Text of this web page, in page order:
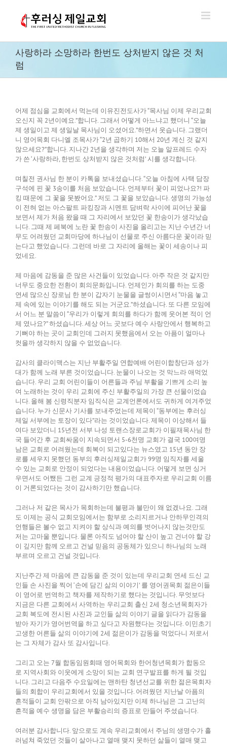
사랑하라 소망하라 한번도 상처받지 않은 것 처
럼
어제 점심을 교회에서 먹는데 이유진전도사가 “목사님 이제 우리교회
오신지 꼭 2년이예요.”합니다. 그래서 어떻게 아느냐고 했더니 “오늘
제 생일이고 제 생일날 목사님이 오셨어요.”하면서 웃습니다. 그랬더
니 영어목회 다니엘 조목사가 “2년 곱하기 10해서 20년 계신 것 같지
않으세요?”합니다. 지나간 2년을 생각하며 저는 오늘 알프레드 수자
가 쓴 ‘사랑하라, 한번도 상처받지 않은 것처럼’ 시를 생각합니다.
며칠전 권사님 한 분이 카톡을 보내셨습니다. “오늘 아침에 사택 담장
구석에 핀 꽃 3송이를 처음 보았습니다. 언제부터 꽃이 피었나요?! 파
킹 때문에 그 꽃을 못봤어요.” 저도 그 꽃을 보았습니다. 생명의 가능성
이 전혀 없는 아스팔트 파킹장과 시멘트 담벼락 사이에 피어난 꽃을
보면서 제가 처음 왔을 때 그 자리에서 보았던 꽃 한송이가 생각났습
니다. 그때 제 페북에 노란 꽃 한송이 사진을 올리고는 지난 수년간 너
무도 어려웠던 교회마당에 하나님이 선물로 주신 아름다운 꽃이라 믿
는다고 했었습니다. 그런데 바로 그 자리에 올해는 꽃이 세송이나 피
었네요.
제 마음에 감동을 준 많은 사건들이 있었습니다. 아주 작은 것 같지만
너무도 중요한 전환이 회의문화입니다. 언제인가 회의를 하는 도중
연세 많으신 장로님 한 분이 갑자기 눈물을 글썽이시면서 “마음 놓고
제 속에 있는 이야기를 해도 되는 거군요.”하셨습니다. 또 다른 모임에
서 어느 분 말씀이 “우리가 이렇게 회의를 하다가 함께 웃어본 적이 언
제 였나요?” 하셨습니다. 세상 어느 곳보다 예수 사랑안에서 행복하고
기뻐야 하는 곳이 교회인데 그러지 못했음에서 오는 아픔이 얼마나
컷을까 생각하지 않을 수 없었습니다.
감사의 클라이맥스는 지난 부활주일 연합예배 어린이합창단과 성가
대가 함께 노래 부른 것이었습니다. 눈물이 나오는 것 막느라 애먹었
습니다. 우리 교회 어린이들이 어른들과 주님 부활을 기쁘게 소리 높
여 노래하는 것이 우리 교회에 주신 부활주일의 가장 큰 선물이었습
니다. 올해 봄 신령직분자 임직식은 교계언론에서도 귀하게 여겨주었
습니다. 누가 신문사 기사를 보내주었는데 제목이 “동부에는 후러싱
제일 서부에는 토장이 있다”라는 것이었습니다. 제목이 이상해서 들
여다 보았더니 15년전 서부 나성 토랜스장로교회가 이필재목사님 한
국 들어간 후 교회싸움이 지속되면서 5-6천명 교회가 결국 100여명
남은 교회로 어려웠는데 회복이 되고있다는 뉴스였고 15년 동안 장
로를 세우지 못했던 동부의 후러싱제일교회가 99명 임직자를 세울
수 있는 교회로 안정이 되었다는 내용이었습니다. 어떻게 보면 싱거
우면서도 어쨌든 그런 교계 긍정적 평가의 대표주자로 우리교회 이름
이 거론되었다는 것이 감사하기만 했습니다.
그러나 저 같은 목사가 목회하는데 불평과 불만이 왜 없겠나요. 그래
도 이제는 공식 교회모임에서는 함부로 소리지르거나 안하무인격의
언행들은 볼수 없고 지켜야 할 상식과 예의를 벗어나지 않는것만도
저는 고마울 뿐입니다. 물론 아직도 넘어야 할 산이 높고 건너야 할 강
이 깊지만 함께 오르고 건널 믿음의 공동체가 있으니 하나님의 노래
부르며 오르고 건널 것입니다.
지난주간 제 마음에 큰 감동을 준 것이 있는데 우리교회 연세 드신 교
인들 손 사진을 찍어 ‘손에 담긴 삶의 이야기’ 를 영어권목회 젊은이들
이 영어로 번역하고 책자를 제작하기로 했다는 것입니다. 무엇보다
지금은 다른 교회에서 사역하는 우리교회 출신 2세 청소년목회자가
교회 복도에 전시된 사진과 교인들 삶의 이야기 글을 읽다가 감동을
받아 자기가 영어번역을 하고 싶다고 자원했다는 것입니다. 이민초기
고생한 어른들 삶의 이야기에 2세 젊은이가 감동을 먹었다니 저로서
는 그 자체가 감사 또 감사입니다.
그리고 오는 7월 합동임원회때 영어목회와 한어청년목회가 합동으
로 지역사회와 이웃에게 소망이 되는 교회 연구발표를 하게 될 것입
니다. 그리고 다음주 수요일에는 맨하탄 청년선교를 위한 젊은목회자
들의 회합이 우리교회에서 있을 것입니다. 어려웠던 지난날 아픔의
흔적들이 교회 안팎으로 아직 남아있지만 이제 하나님은 그 고난의
흔적을 예수 생명을 담은 부활승리의 증표로 만들어 주셨습니다.
여러분 감사합니다. 앞으로도 계속 우리교회에서 주님의 생명수가 흘
러넘쳐 죽었던 것들이 살아나고 열매 맺지 못하던 삶들이 열매 맺고